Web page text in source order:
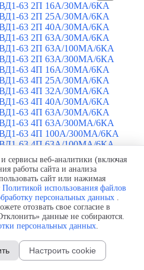
63 2П 16А/30МА/6КА
63 2П 25А/30МА/6КА
63 2П 40А/30МА/6КА
63 2П 63А/30МА/6КА
63 2П 63А/100МА/6КА
63 2П 63А/300МА/6КА
63 4П 16А/30МА/6КА
63 4П 25А/30МА/6КА
63 4П 32А/30МА/6КА
63 4П 40А/30МА/6КА
63 4П 63А/30МА/6КА
63 4П 63А/300МА/6КА
63 4П 100А/300МА/6КА
63 4П 63А/100MA/6КА
ВД1-63 M 2П 25А/30МА/6КА
63 M 2П 40А/30МА/6КА
63 M 2П 63А/300МА/6КА
выключатели ▼
47-29 1П 2А
47-29 1П 3А
47-29 1П 4А
47-29 1П 6А
47-29 1П 10А
47-29 1П 16А
47-29 1П 20А
сервисы веб-аналитики (включая
работы сайта и анализа
сайт или нажимая
Политикой использования файлов
персональных данных .
отозвать свое согласие в
данные не собираются.
персональных данных.
Настроить cookie